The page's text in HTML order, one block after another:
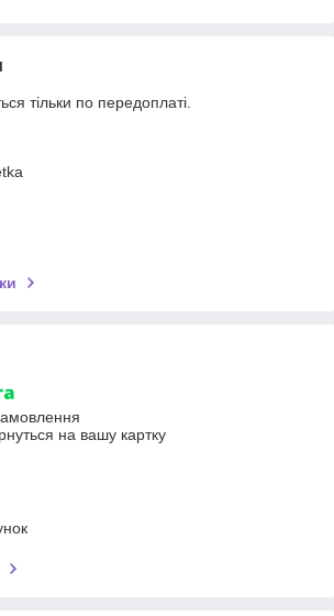
тільки по передоплаті.
на вашу картку